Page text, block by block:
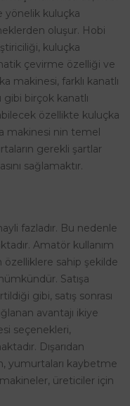
yönelik kuluçka
oluşur. Hobi
kuluçka
çevirme özelliği ve
makinesi, farklı kanatlı
birçok kanatlı
özellikte kuluçka
makinesi nin temel
gerekli şartlar
sağlamaktır.
fazladır. Bu nedenle
Amatör kullanım
sahip şekilde
Satışa
gibi, satış sonrası
avantajı ikiye
seçenekleri,
Dışarıdan
yumurtaları kaybetme
üreticiler için